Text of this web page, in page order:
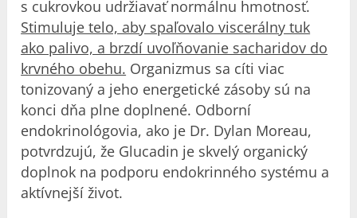
s cukrovkou udržiavať normálnu hmotnosť.
Stimuluje telo, aby spaľovalo viscerálny tuk
ako palivo, a brzdí uvoľňovanie sacharidov do
krvného obehu. Organizmus sa cíti viac
tonizovaný a jeho energetické zásoby sú na
konci dňa plne doplnené. Odborní
endokrinológovia, ako je Dr. Dylan Moreau,
potvrdzujú, že Glucadin je skvelý organický
doplnok na podporu endokrinného systému a
aktívnejší život.